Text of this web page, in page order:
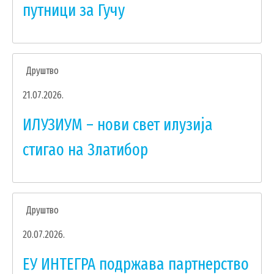
путници за Гучу
Друштво
21.07.2026.
ИЛУЗИУМ – нови свет илузија
стигао на Златибор
Друштво
20.07.2026.
ЕУ ИНТЕГРА подржава партнерство